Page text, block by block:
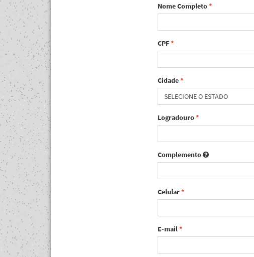
Nome Completo*
CPF*
Cidade*
SELECIONE O ESTADO
Logradouro*
Complemento
Celular*
E-mail*